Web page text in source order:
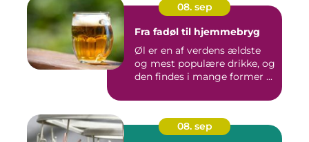
08. sep
Fra fadøl til hjemmebryg
Øl er en af verdens ældste
og mest populære drikke, og
den findes i mange former ...
08. sep